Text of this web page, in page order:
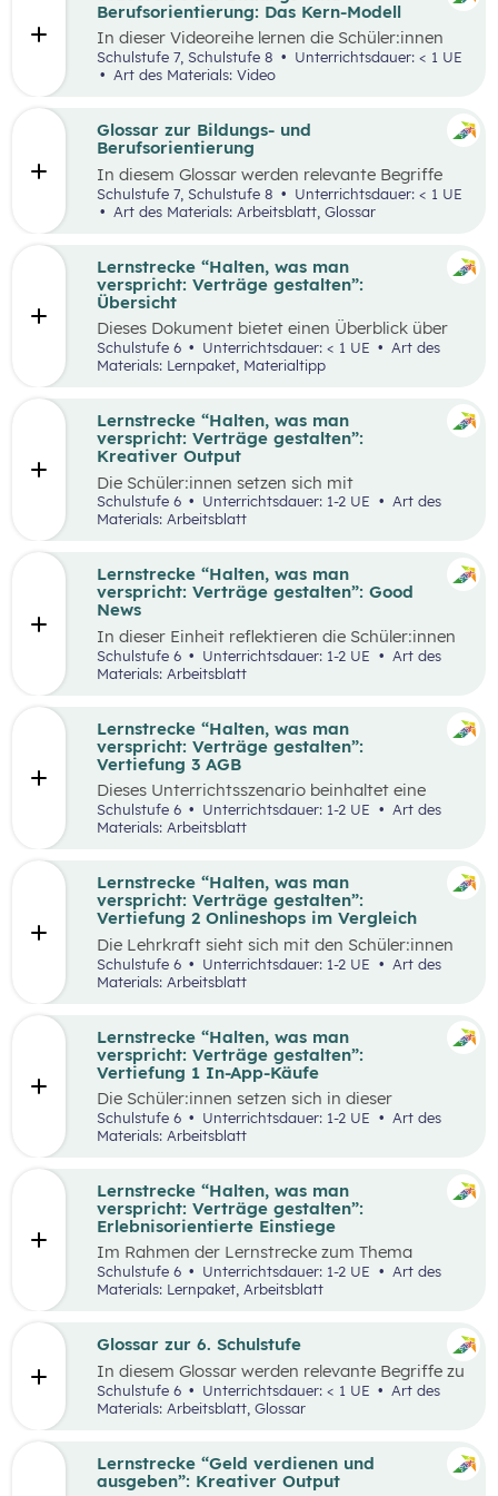
ihren Lernprozess zu übernehmen.
Berufsorientierung: Das Kern-Modell
In dieser Videoreihe lernen die Schüler:innen
wie sie selbstbewusst auftreten, authentisch
wirken und gleichzeitig Menschen von sich
Schulstufe 7, Schulstufe 8
Unterrichtsdauer: < 1 UE
Art des Materials: Video
Glossar zur Bildungs- und
Berufsorientierung
In diesem Glossar werden relevante Begriffe
zum Thema „Bildungs- und Berufsorientierung“
erklärt. Zusätzlich gibt es Arbeitsblätter zu
Schulstufe 7, Schulstufe 8
Unterrichtsdauer: < 1 UE
Art des Materials: Arbeitsblatt, Glossar
Lernstrecke “Halten, was man
verspricht: Verträge gestalten”:
Übersicht
Dieses Dokument bietet einen Überblick über
alle Materialien, die für die Lerntrecke “Halten,
was man verspricht – Verträge gestalten” für
Schulstufe 6 Unterrichtsdauer: < 1 UE
Materials: Lernpaket, Materialtipp
Lernstrecke “Halten, was man
verspricht: Verträge gestalten”:
Kreativer Output
Die Schüler:innen setzen sich mit
selbstgewählten Aspekten der
Vertragsgestaltung auseinander und drehen
Schulstufe 6 Unterrichtsdauer: 1-2 UE
Art des
Materials: Arbeitsblatt
Lernstrecke “Halten, was man
verspricht: Verträge gestalten”: Good
News
In dieser Einheit reflektieren die Schüler:innen
die Inhalte der Lernstrecke “Halten, was man
verspricht – Verträge gestalten”.
Schulstufe 6 Unterrichtsdauer: 1-2 UE
Materials: Arbeitsblatt
Lernstrecke “Halten, was man
verspricht: Verträge gestalten”:
Vertiefung 3 AGB
Dieses Unterrichtsszenario beinhaltet eine
Gruppenarbeit, bei der sich die Schüler:innen
mit Ausschnitten aus den AGBs von Zalando
Schulstufe 6 Unterrichtsdauer: 1-2 UE
Art des
Materials: Arbeitsblatt
Lernstrecke “Halten, was man
verspricht: Verträge gestalten”:
Vertiefung 2 Onlineshops im Vergleich
Die Lehrkraft sieht sich mit den Schüler:innen
zum Einstieg einen Onlineshop eines bekannten
Online-Händlers an.
Schulstufe 6 Unterrichtsdauer: 1-2 UE
Materials: Arbeitsblatt
Lernstrecke “Halten, was man
verspricht: Verträge gestalten”:
Vertiefung 1 In-App-Käufe
Die Schüler:innen setzen sich in dieser
Alltagschallenge mit dem eigenen digitalen
Konsumverhalten auseinander.
Schulstufe 6 Unterrichtsdauer: 1-2 UE
Materials: Arbeitsblatt
Lernstrecke “Halten, was man
verspricht: Verträge gestalten”:
Erlebnisorientierte Einstiege
Im Rahmen der Lernstrecke zum Thema
“Halten, was man verspricht – Verträge
gestalten”, werden drei mögliche Einstiegsideen
Schulstufe 6 Unterrichtsdauer: 1-2 UE
Art des
Materials: Lernpaket, Arbeitsblatt
Glossar zur 6. Schulstufe
In diesem Glossar werden relevante Begriffe zu
den Lehrplanpunkten “Energie und Ressourcen”
sowie “Produktion und Konsum” erklärt.
Zusätzlich gibt es Arbeitsblätter zu
Schulstufe 6 Unterrichtsdauer: < 1 UE
Materials: Arbeitsblatt, Glossar
Lernstrecke “Geld verdienen und
ausgeben”: Kreativer Output